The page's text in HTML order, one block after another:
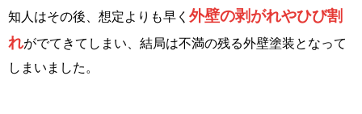
知人はその後、想定よりも早く 外壁の剥がれやひび割
れがでてきてしまい、結局は不満の残る外壁塗装となって
しまいました。